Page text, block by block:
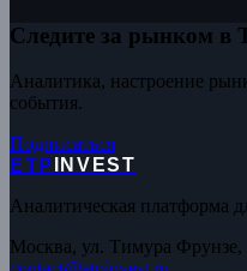
Следите за рынком в
Аналитика, настроение
события.
Подписаться
ETP
INVEST
Аналитическая платформа
Москва, ул. Тимура Фрунзе,